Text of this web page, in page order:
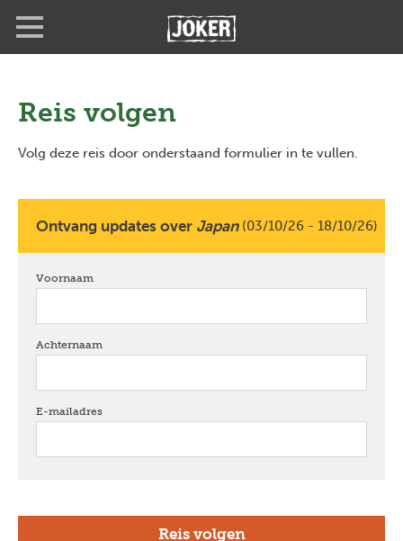
gaanReis volgen
Volg deze reis door onderstaand formulier in te vullen.
Ontvang updates over Japan(03/10/26 - 18/10/26)
Voornaam
Achternaam
E-mailadres